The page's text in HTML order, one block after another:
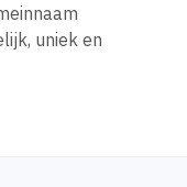
uniek en